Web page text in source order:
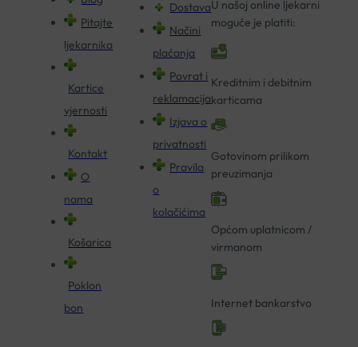
Pitajte
ljekarnika
Kartice
vjernosti
Kontakt
O
nama
Košarica
Poklon
bon
Dostava
Načini
plaćanja
Povrat i
reklamacija
Izjava o
privatnosti
Pravila
o
kolačićima
U našoj online ljekarni
moguće je platiti:
Kreditnim i debitnim
karticama
Gotovinom prilikom
preuzimanja
Općom uplatnicom /
virmanom
Internet bankarstvo